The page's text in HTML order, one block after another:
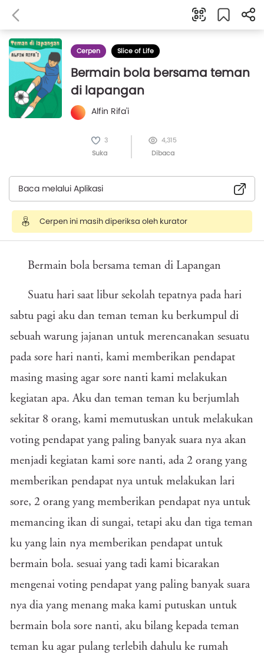
Cerpen Slice of Life
Bermain bola bersama teman
di lapangan
Alfin Rifa'i
3
Suka
4,315
Dibaca
Baca melalui Aplikasi
Cerpen ini masih diperiksa oleh kurator
Bermain bola bersama teman di Lapangan
Suatu hari saat libur sekolah tepatnya pada hari
sabtu pagi aku dan teman teman ku berkumpul di
sebuah warung jajanan untuk merencanakan sesuatu
pada sore hari nanti, kami memberikan pendapat
masing masing agar sore nanti kami melakukan
kegiatan apa. Aku dan teman teman ku berjumlah
sekitar 8 orang, kami memutuskan untuk melakukan
voting pendapat yang paling banyak suara nya akan
menjadi kegiatan kami sore nanti, ada 2 orang yang
memberikan pendapat nya untuk melakukan lari
sore, 2 orang yang memberikan pendapat nya untuk
memancing ikan di sungai, tetapi aku dan tiga teman
ku yang lain nya memberikan pendapat untuk
bermain bola. sesuai yang tadi kami bicarakan
mengenai voting pendapat yang paling banyak suara
nya dia yang menang maka kami putuskan untuk
bermain bola sore nanti, aku bilang kepada teman
teman ku agar pulang terlebih dahulu ke rumah